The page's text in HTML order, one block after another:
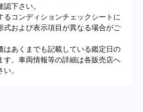
下さい。
コンディションチェックシートに
式および表示項目が異なる場合がご
あくまでも記載している鑑定日の
す。車両情報等の詳細は各販売店へ
。